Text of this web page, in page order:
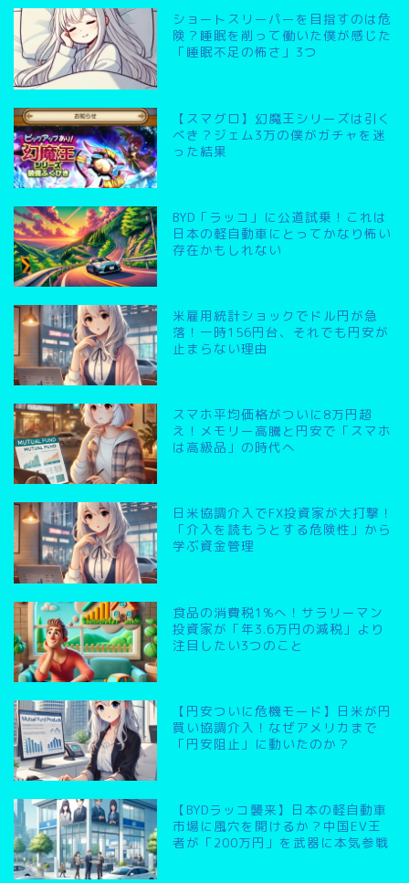
ショートスリーパーを目指すのは危
険？睡眠を削って働いた僕が感じた
「睡眠不足の怖さ」3つ
【スマグロ】幻魔王シリーズは引く
べき？ジェム3万の僕がガチャを迷
った結果
BYD「ラッコ」に公道試乗！これは
日本の軽自動車にとってかなり怖い
存在かもしれない
米雇用統計ショックでドル円が急
落！一時156円台、それでも円安が
止まらない理由
スマホ平均価格がついに8万円超
え！メモリー高騰と円安で「スマホ
は高級品」の時代へ
日米協調介入でFX投資家が大打撃！
「介入を読もうとする危険性」から
学ぶ資金管理
食品の消費税1%へ！サラリーマン
投資家が「年3.6万円の減税」より
注目したい3つのこと
【円安ついに危機モード】日米が円
買い協調介入！なぜアメリカまで
「円安阻止」に動いたのか？
【BYDラッコ襲来】日本の軽自動車
市場に風穴を開けるか？中国EV王
者が「200万円」を武器に本気参戦